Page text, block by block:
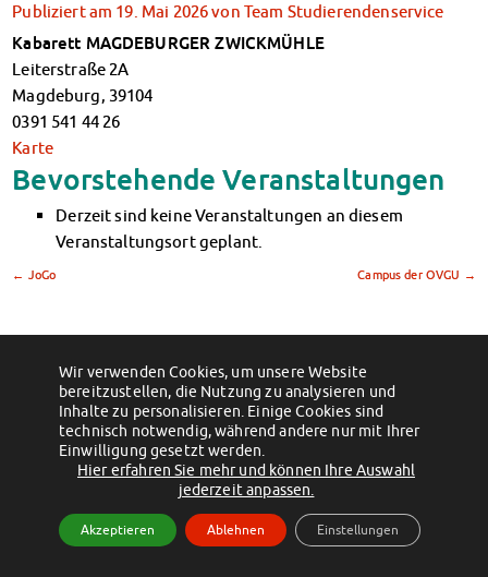
Mensen & Cafeterien
Heute in unseren Mensen
JoGo – Studibar + Eventspace
Klimabewusst essen
Mensa-FAQs
CampusCatering
MensaFeedback
AnsprechpartnerInnen
Wohnen
MIT einander – FÜR einander
Wohnheimtutoren
Schadensmeldung
Wohnen-FAQ
Dokumente
AnsprechpartnerInnen
Soziales & Beratung
Publiziert am 19. Mai 2026von Team Studierendenservice
Kabarett MAGDEBURGER ZWICKMÜHLE
Leiterstraße 2A
Magdeburg, 39104
0391 541 44 26
Karte
Bevorstehende Veranstaltungen
Derzeit sind keine Veranstaltungen an diesem
Veranstaltungsort geplant.
← JoGo Campus der OVGU →
Rechts
Facebook
Instagram TikTok
Youtube
Impressum
Datenschutzerklärung Erklärung zur Barrierefreiheit
Wir verwenden Cookies, um unsere Website
bereitzustellen, die Nutzung zu analysieren und
Inhalte zu personalisieren. Einige Cookies sind
technisch notwendig, während andere nur mit Ihrer
Einwilligung gesetzt werden.
Hier erfahren Sie mehr und können Ihre Auswahl
jederzeit anpassen.
Akzeptieren Ablehnen Einstellungen